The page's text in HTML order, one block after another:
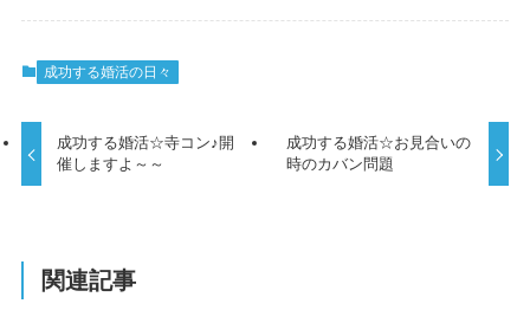
成功する婚活の日々
成功する婚活☆寺コン♪開
催しますよ～～
成功する婚活☆お見合いの
時のカバン問題
関連記事